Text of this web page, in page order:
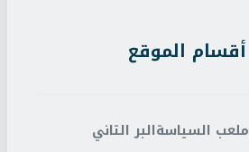
أقسام الموقع
ملعب السياسةالبر التاني